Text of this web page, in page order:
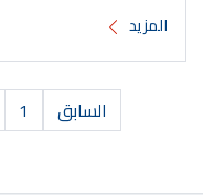
المزيد
السابق 1